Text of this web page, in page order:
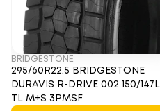
BRIDGESTONE
295/60R22.5 BRIDGESTONE
DURAVIS R-DRIVE 002 150/147L
TL M+S 3PMSF